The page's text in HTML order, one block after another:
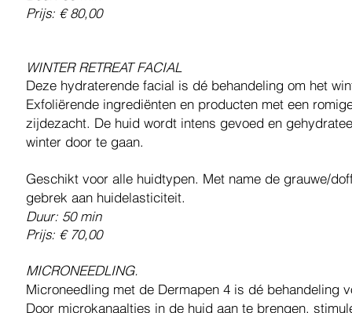
Prijs: € 80,00
WINTER RETREAT FACIAL
Deze hydraterende facial is dé behandeling om het
Exfoliërende ingrediënten en producten met een
zijdezacht. De huid wordt intens gevoed en
winter door te gaan.
Geschikt voor alle huidtypen. Met name de grauwe/
gebrek aan huidelasticiteit.
Duur: 50 min
Prijs: € 70,00
MICRONEEDLING.
Microneedling met de Dermapen 4 is dé behandeling
Door microkanaaltjes in de huid aan te brengen,